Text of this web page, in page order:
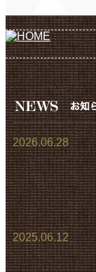
2026.06.28
2025.06.12